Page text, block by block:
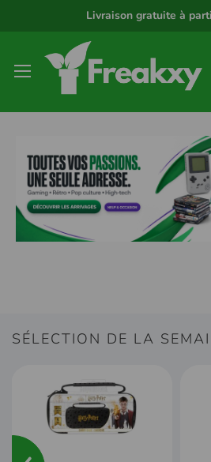
Livraison gratuite à
SÉLECTION DE LA
Panneau de gestion des cookies